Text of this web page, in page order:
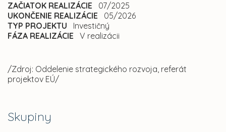
Skupiny
ZAČIATOK REALIZÁCIE 07/2025
UKONČENIE REALIZÁCIE 05/2026
TYP PROJEKTU
Investičný
FÁZA REALIZÁCIE V realizácii
/Zdroj: Oddelenie strategického rozvoja, referát
projektov EÚ/